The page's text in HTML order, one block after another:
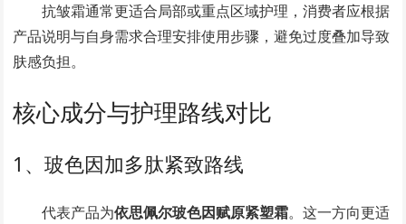
抗皱霜通常更适合局部或重点区域护理，消费者应根据
产品说明与自身需求合理安排使用步骤，避免过度叠加导致
肤感负担。
核心成分与护理路线对比
1、玻色因加多肽紧致路线
代表产品为依思佩尔玻色因赋原紧塑霜。这一方向更适